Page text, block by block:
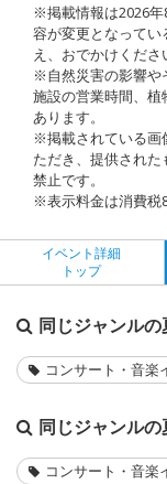
※掲載情報は2026
容が変更となってい
え、おでかけくださ
※自然災害の影響や
施設の営業時間、
あります。
※掲載されている画
ただき、提供され
禁止です。
※表示料金は消費税
イベント詳細
トップ
同じジャンルの
コンサート・音楽
同じジャンルの
コンサート・音楽